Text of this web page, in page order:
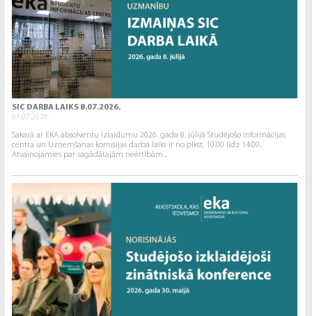
SIC DARBA LAIKS 8.07.2026.
07.07.2026.
Sakarā ar EKA absolventu izlaidumu 2026. gada 8. jūlijā Studējošo informācijas
centra un Uzņemšanas komisijas darba laiks ir no plkst. 10.00 līdz 14.00..
Atvainojamies par sagādātajām neērtībām...